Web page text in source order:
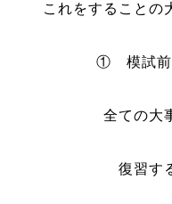
これをすることの
① 模試前
全ての大
復習す